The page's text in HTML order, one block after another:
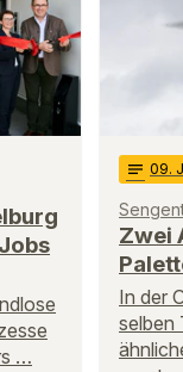
…
notes 09.
Zwei
In der
selben